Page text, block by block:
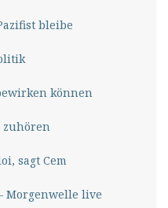
bleibe
können
zuhören
sagt Cem
Morgenwelle live